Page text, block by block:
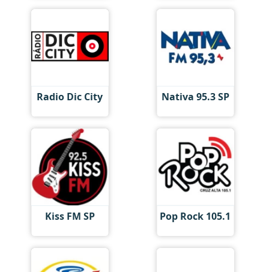
Radio Dic City Nativa 95.3 SP
Kiss FM SP Pop Rock 105.1